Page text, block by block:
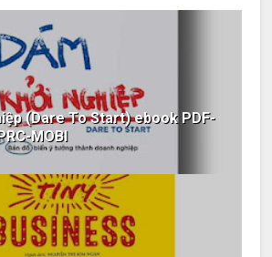
(Dare To Start) ebook PDF-
MOBI